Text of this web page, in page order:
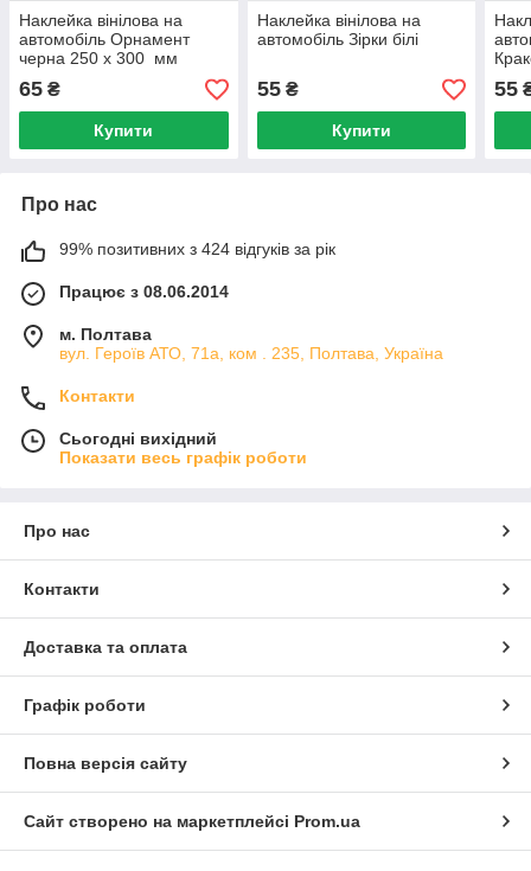
Наклейка вінілова на
автомобіль Орнамент
черна 250 х 300 мм
65 ₴
Купити
Наклейка вінілова на
автомобіль Зірки білі
55₴
Купити
55
Про нас
99% позитивних з 424 відгуків за рік
Працює з 08.06.2014
м. Полтава
вул. Героїв АТО, 71а, ком . 235, Полтава, Україна
Контакти
Сьогодні вихідний
Показати весь графік роботи
Про нас
Контакти
Доставка та оплата
Графік роботи
Повна версія сайту
Сайт створено на маркетплейсі Prom.ua